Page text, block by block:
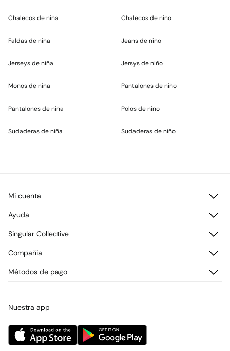
Chalecos de niña
Faldas de niña
Jerseys de niña
Monos de niña
Pantalones de niña
Sudaderas de niña
Chalecos de niño
Jeans de niño
Jersys de niño
Pantalones de niño
Polos de niño
Sudaderas de niño
Mi cuenta
Registrarme
Direcciones de envío
Ayuda
Preguntas frecuentes
Envío
Promociones vigentes
Singular Collective
¡Únete!
Compañia
Tiendas
Métodos de pago
Nuestra app